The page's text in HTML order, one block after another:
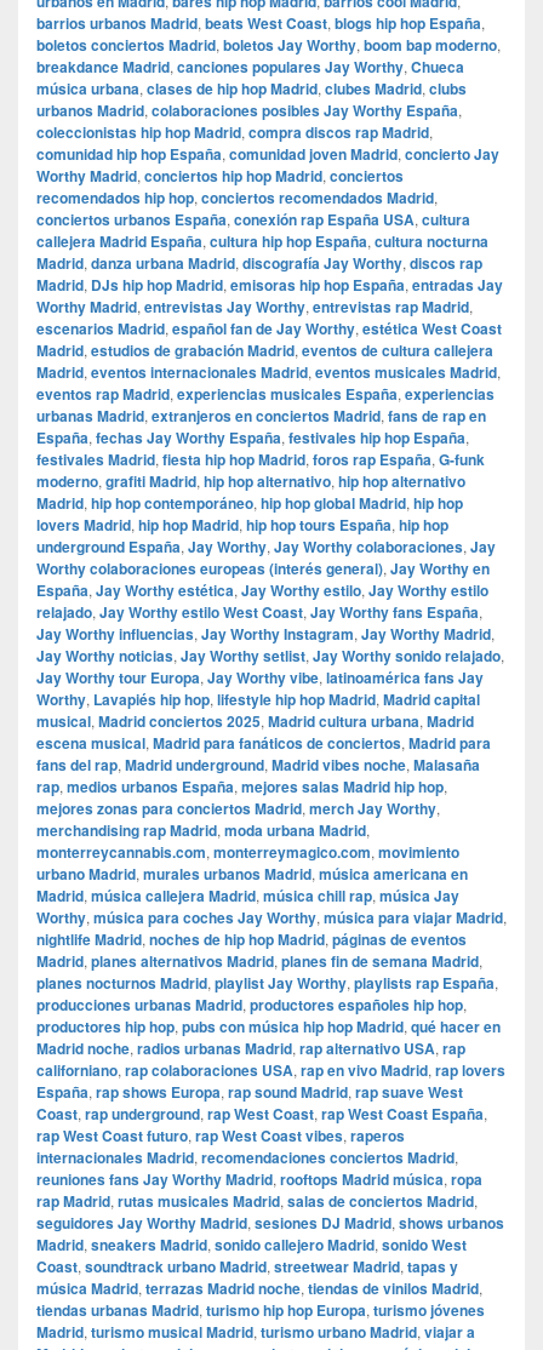
barrios urbanos Madrid, beats West Coast, blogs hip hop España,
boletos conciertos Madrid, boletos Jay Worthy, boom bap moderno,
breakdance Madrid, canciones populares Jay Worthy, Chueca
música urbana, clases de hip hop Madrid, clubes Madrid, clubs
urbanos Madrid, colaboraciones posibles Jay Worthy España,
coleccionistas hip hop Madrid, compra discos rap Madrid,
comunidad hip hop España, comunidad joven Madrid, concierto Jay
Worthy Madrid, conciertos hip hop Madrid, conciertos
recomendados hip hop, conciertos recomendados Madrid,
conciertos urbanos España, conexión rap España USA, cultura
callejera Madrid España, cultura hip hop España, cultura nocturna
Madrid, danza urbana Madrid, discografía Jay Worthy, discos rap
Madrid, DJs hip hop Madrid, emisoras hip hop España, entradas Jay
Worthy Madrid, entrevistas Jay Worthy, entrevistas rap Madrid,
escenarios Madrid, español fan de Jay Worthy, estética West Coast
Madrid, estudios de grabación Madrid, eventos de cultura callejera
Madrid, eventos internacionales Madrid, eventos musicales Madrid,
eventos rap Madrid, experiencias musicales España, experiencias
urbanas Madrid, extranjeros en conciertos Madrid, fans de rap en
España, fechas Jay Worthy España, festivales hip hop España,
festivales Madrid, fiesta hip hop Madrid, foros rap España, G-funk
moderno, grafiti Madrid, hip hop alternativo, hip hop alternativo
Madrid, hip hop contemporáneo, hip hop global Madrid, hip hop
lovers Madrid, hip hop Madrid, hip hop tours España, hip hop
underground España, Jay Worthy, Jay Worthy colaboraciones, Jay
Worthy colaboraciones europeas (interés general), Jay Worthy en
España, Jay Worthy estética, Jay Worthy estilo, Jay Worthy estilo
relajado, Jay Worthy estilo West Coast, Jay Worthy fans España,
Jay Worthy influencias, Jay Worthy Instagram, Jay Worthy Madrid,
Jay Worthy noticias, Jay Worthy setlist, Jay Worthy sonido relajado,
Jay Worthy tour Europa, Jay Worthy vibe, latinoamérica fans Jay
Worthy, Lavapiés hip hop, lifestyle hip hop Madrid, Madrid capital
musical, Madrid conciertos 2025, Madrid cultura urbana, Madrid
escena musical, Madrid para fanáticos de conciertos, Madrid para
fans del rap, Madrid underground, Madrid vibes noche, Malasaña
rap, medios urbanos España, mejores salas Madrid hip hop,
mejores zonas para conciertos Madrid, merch Jay Worthy,
merchandising rap Madrid, moda urbana Madrid,
monterreycannabis.com, monterreymagico.com, movimiento
urbano Madrid, murales urbanos Madrid, música americana en
Madrid, música callejera Madrid, música chill rap, música Jay
Worthy, música para coches Jay Worthy, música para viajar Madrid,
nightlife Madrid, noches de hip hop Madrid, páginas de eventos
Madrid, planes alternativos Madrid, planes fin de semana Madrid,
planes nocturnos Madrid, playlist Jay Worthy, playlists rap España,
producciones urbanas Madrid, productores españoles hip hop,
productores hip hop, pubs con música hip hop Madrid, qué hacer en
Madrid noche, radios urbanas Madrid, rap alternativo USA, rap
californiano, rap colaboraciones USA, rap en vivo Madrid, rap lovers
España, rap shows Europa, rap sound Madrid, rap suave West
Coast, rap underground, rap West Coast, rap West Coast España,
rap West Coast futuro, rap West Coast vibes, raperos
internacionales Madrid, recomendaciones conciertos Madrid,
reuniones fans Jay Worthy Madrid, rooftops Madrid música, ropa
rap Madrid, rutas musicales Madrid, salas de conciertos Madrid,
seguidores Jay Worthy Madrid, sesiones DJ Madrid, shows urbanos
Madrid, sneakers Madrid, sonido callejero Madrid, sonido West
Coast, soundtrack urbano Madrid, streetwear Madrid, tapas y
música Madrid, terrazas Madrid noche, tiendas de vinilos Madrid,
tiendas urbanas Madrid, turismo hip hop Europa, turismo jóvenes
Madrid, turismo musical Madrid, turismo urbano Madrid, viajar a